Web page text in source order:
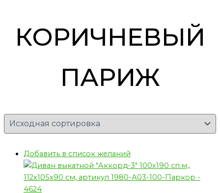
КОРИЧНЕВЫЙ
ПАРИЖ
Добавить в список желаний